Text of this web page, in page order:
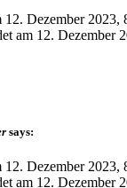
12. Dezember 2023,
am 12. Dezember
says:
12. Dezember 2023,
am 12. Dezember